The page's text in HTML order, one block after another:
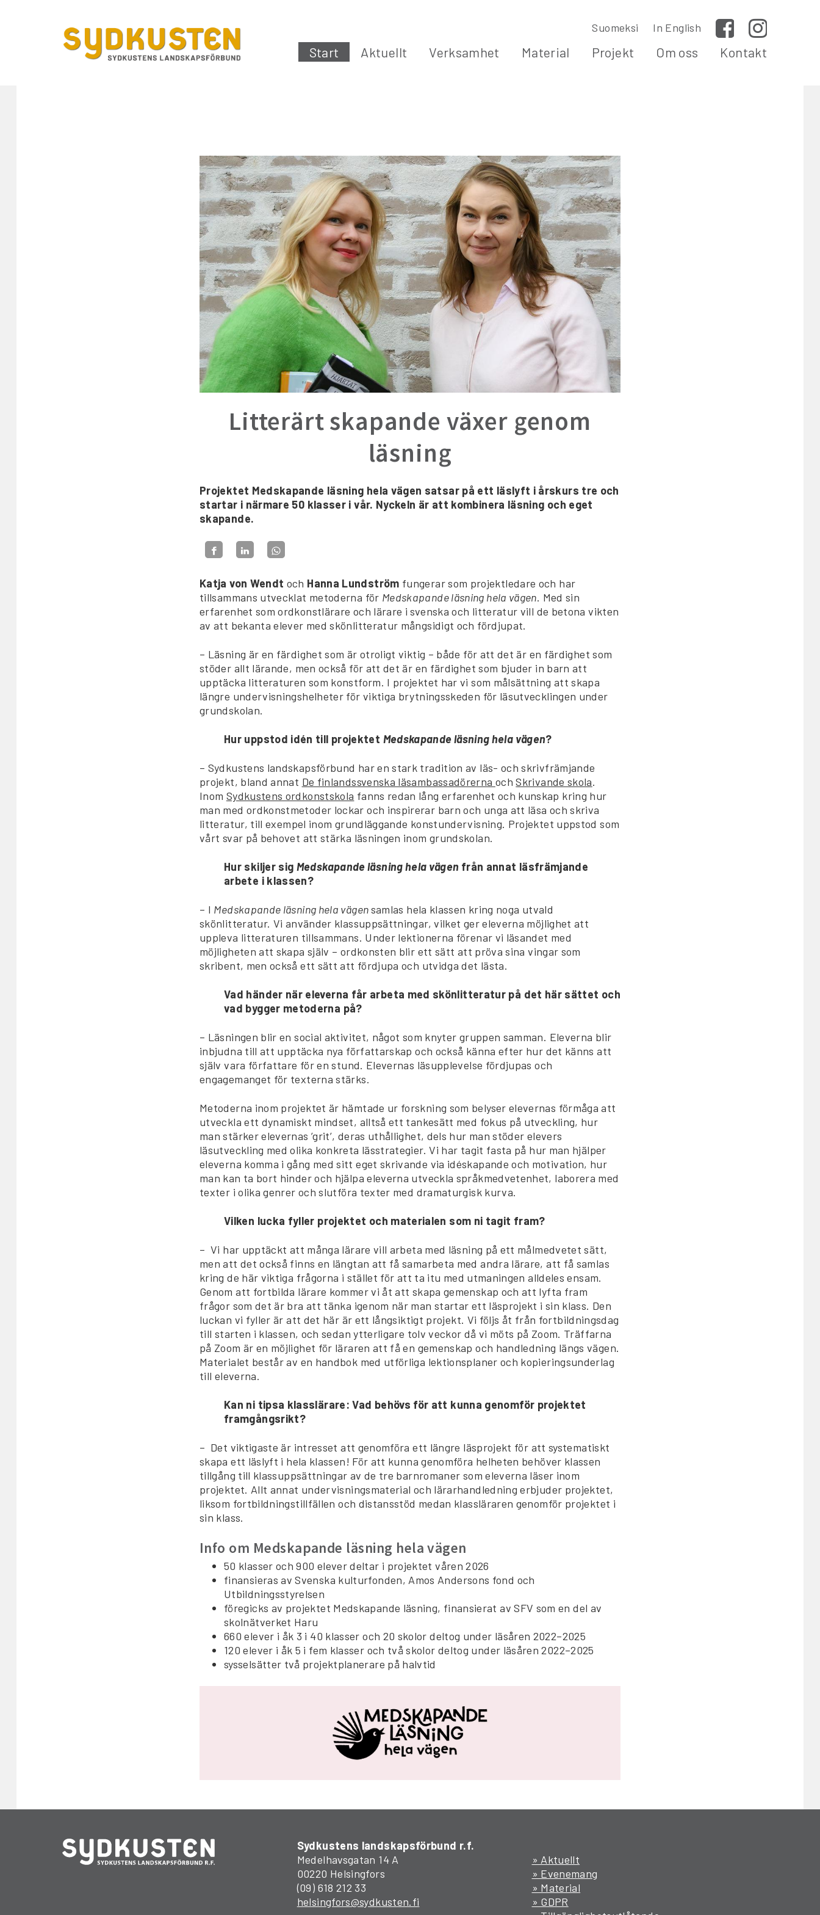
Suomeksi In English Facebook
Start Aktuellt Verksamhet Material Projekt Om oss Kontakt
Litterärt skapande växer genom
läsning
Projektet Medskapande läsning hela vägen satsar på ett läslyft i årskurs tre och
startar i närmare 50 klasser i vår. Nyckeln är att kombinera läsning och eget
skapande.
Katja von Wendt och Hanna Lundström fungerar som projektledare och har
tillsammans utvecklat metoderna för Medskapande läsning hela vägen. Med sin
erfarenhet som ordkonstlärare och lärare i svenska och litteratur vill de betona vikten
av att bekanta elever med skönlitteratur mångsidigt och fördjupat.
– Läsning är en färdighet som är otroligt viktig – både för att det är en färdighet som
stöder allt lärande, men också för att det är en färdighet som bjuder in barn att
upptäcka litteraturen som konstform. I projektet har vi som målsättning att skapa
längre undervisningshelheter för viktiga brytningsskeden för läsutvecklingen under
grundskolan.
Hur uppstod idén till projektet Medskapande läsning hela vägen?
– Sydkustens landskapsförbund har en stark tradition av läs- och skrivfrämjande
projekt, bland annat De finlandssvenska läsambassadörerna ochSkrivande skola.
Inom Sydkustens ordkonstskola fanns redan lång erfarenhet och kunskap kring hur
man med ordkonstmetoder lockar och inspirerar barn och unga att läsa och skriva
litteratur, till exempel inom grundläggande konstundervisning. Projektet uppstod som
vårt svar på behovet att stärka läsningen inom grundskolan.
Hur skiljer sig Medskapande läsning hela vägen från annat läsfrämjande
arbete i klassen?
– I Medskapande läsning hela vägensamlas hela klassen kring noga utvald
skönlitteratur. Vi använder klassuppsättningar, vilket ger eleverna möjlighet att
uppleva litteraturen tillsammans. Under lektionerna förenar vi läsandet med
möjligheten att skapa själv – ordkonsten blir ett sätt att pröva sina vingar som
skribent, men också ett sätt att fördjupa och utvidga det lästa.
Vad händer när eleverna får arbeta med skönlitteratur på det här sättet och
vad bygger metoderna på?
– Läsningen blir en social aktivitet, något som knyter gruppen samman. Eleverna blir
inbjudna till att upptäcka nya författarskap och också känna efter hur det känns att
själv vara författare för en stund. Elevernas läsupplevelse fördjupas och
engagemanget för texterna stärks.
Metoderna inom projektet är hämtade ur forskning som belyser elevernas förmåga att
utveckla ett dynamiskt mindset, alltså ett tankesätt med fokus på utveckling, hur
man stärker elevernas ’grit’, deras uthållighet, dels hur man stöder elevers
läsutveckling med olika konkreta lässtrategier. Vi har tagit fasta på hur man hjälper
eleverna komma i gång med sitt eget skrivande via idéskapande och motivation, hur
man kan ta bort hinder och hjälpa eleverna utveckla språkmedvetenhet, laborera med
texter i olika genrer och slutföra texter med dramaturgisk kurva.
Vilken lucka fyller projektet och materialen som ni tagit fram?
– Vi har upptäckt att många lärare vill arbeta med läsning på ett målmedvetet sätt,
men att det också finns en längtan att få samarbeta med andra lärare, att få samlas
kring de här viktiga frågorna i stället för att ta itu med utmaningen alldeles ensam.
Genom att fortbilda lärare kommer vi åt att skapa gemenskap och att lyfta fram
frågor som det är bra att tänka igenom när man startar ett läsprojekt i sin klass. Den
luckan vi fyller är att det här är ett långsiktigt projekt. Vi följs åt från fortbildningsdag
till starten i klassen, och sedan ytterligare tolv veckor då vi möts på Zoom. Träffarna
på Zoom är en möjlighet för läraren att få en gemenskap och handledning längs vägen.
Materialet består av en handbok med utförliga lektionsplaner och kopieringsunderlag
till eleverna.
Kan ni tipsa klasslärare: Vad behövs för att kunna genomför projektet
framgångsrikt?
– Det viktigaste är intresset att genomföra ett längre läsprojekt för att systematiskt
skapa ett läslyft i hela klassen! För att kunna genomföra helheten behöver klassen
tillgång till klassuppsättningar av de tre barnromaner som eleverna läser inom
projektet. Allt annat undervisningsmaterial och lärarhandledning erbjuder projektet,
liksom fortbildningstillfällen och distansstöd medan klassläraren genomför projektet i
sin klass.
Info om Medskapande läsning hela vägen
50 klasser och 900 elever deltar i projektet våren 2026
finansieras av Svenska kulturfonden, Amos Andersons fond och
Utbildningsstyrelsen
föregicks av projektet Medskapande läsning, finansierat av SFV som en del av
skolnätverket Haru
660 elever i åk 3 i 40 klasser och 20 skolor deltog under läsåren 2022–2025
120 elever i åk 5 i fem klasser och två skolor deltog under läsåren 2022–2025
sysselsätter två projektplanerare på halvtid
Sydkustens landskapsförbund r.f.
Medelhavsgatan 14 A
00220 Helsingfors
(09) 618 212 33
helsingfors@sydkusten.fi
» Aktuellt
» Evenemang
» Material
» GDPR